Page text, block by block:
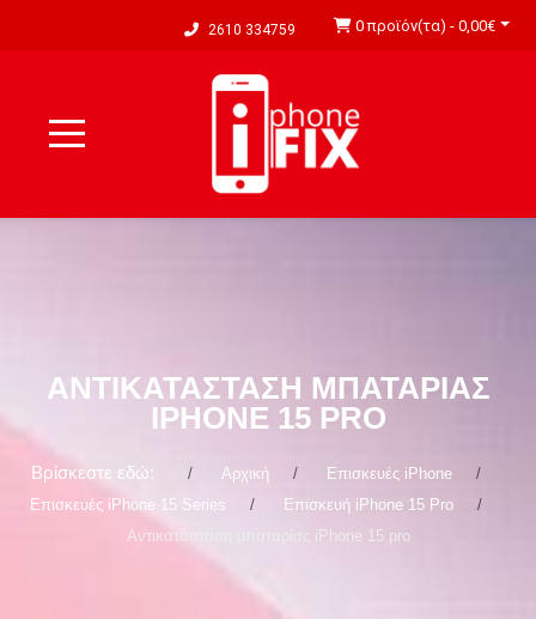
2610 334759 0 προϊόν(τα) - 0,00€
ΑΝΤΙΚΑΤΆΣΤΑΣΗ ΜΠΑΤΑΡΊΑΣ
IPHONE 15 PRO
Βρίσκεστε εδώ: Αρχική
Επισκευές iPhone
Επισκευές iPhone 15 Series
Επισκευή iPhone 15 Pro
Αντικατάσταση μπαταρίας iPhone 15 pro